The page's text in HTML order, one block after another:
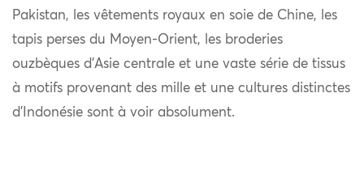
Pakistan, les vêtements royaux en soie de Chine, les
tapis perses du Moyen-Orient, les broderies
ouzbèques d’Asie centrale et une vaste série de tissus
à motifs provenant des mille et une cultures distinctes
d’Indonésie sont à voir absolument.